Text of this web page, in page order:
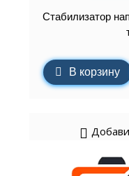
Стабилизатор
В корзину